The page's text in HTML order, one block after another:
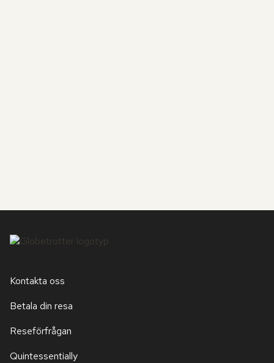
Kontakta oss
Betala din resa
Reseförfrågan
Quintessentially